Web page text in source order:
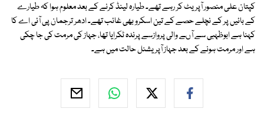
کپتان علی منصور آپریٹ کر رہے تھے۔ طیارہ لینڈ کرنے کے بعد معلوم ہوا کہ طیارے
کے بائیں پر کے نچلے حصے کے تین اسکرو بھی غائب تھے۔ ادھر ترجمان پی آئی اے کا
کہنا ہے ابوظہبی سے آںے والی پروازسے پرندہ ٹکرایا تھا، جہاز کی مرمت کی جا چکی
ہے اور مرمت ہونے کے بعد جہاز آپریشنل حالت میں ہے۔